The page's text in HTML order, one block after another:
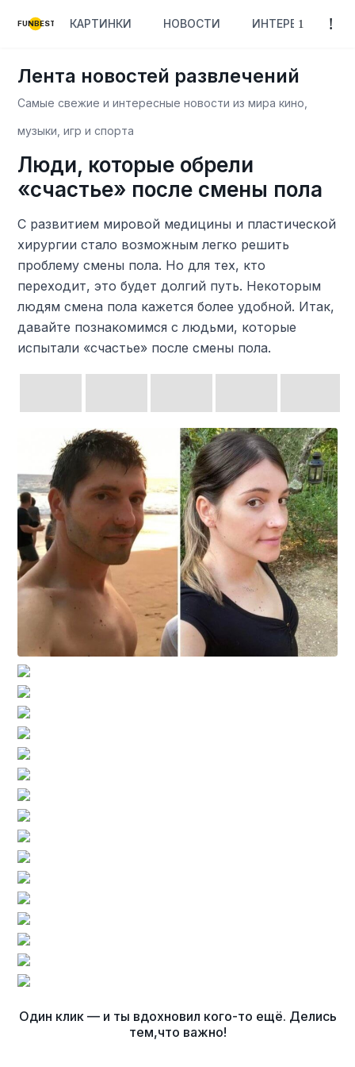
FUNBEST КАРТИНКИ НОВОСТИ ИНТЕРЕСНОЕ
Лента новостей развлечений
Самые свежие и интересные новости из мира кино,
музыки, игр и спорта
Люди, которые обрели
«счастье» после смены пола
С развитием мировой медицины и пластической
хирургии стало возможным легко решить
проблему смены пола. Но для тех, кто
переходит, это будет долгий путь. Некоторым
людям смена пола кажется более удобной. Итак,
давайте познакомимся с людьми, которые
испытали «счастье» после смены пола.